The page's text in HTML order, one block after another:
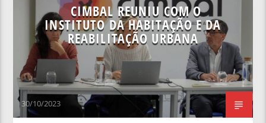
CIMBAL REUNIU COM O
INSTITUTO DA HABITAÇÃO E DA
REABILITAÇÃO URBANA
30/10/2023